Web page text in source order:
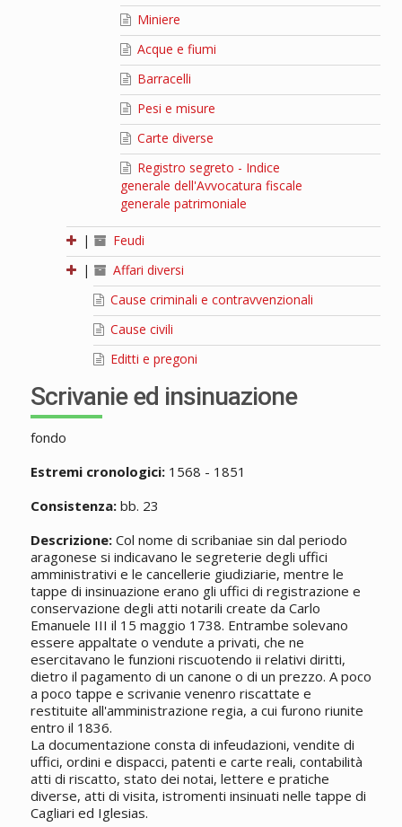
Miniere
Acque e fiumi
Barracelli
Pesi e misure
Carte diverse
Registro segreto - Indice
generale dell'Avvocatura fiscale
generale patrimoniale
|
Feudi
|
Affari diversi
Cause criminali e contravvenzionali
Cause civili
Editti e pregoni
Scrivanie ed insinuazione
fondo
Estremi cronologici:1568 - 1851
Consistenza:bb. 23
Descrizione:Col nome di scribaniae sin dal periodo
aragonese si indicavano le segreterie degli uffici
amministrativi e le cancellerie giudiziarie, mentre le
tappe di insinuazione erano gli uffici di registrazione e
conservazione degli atti notarili create da Carlo
Emanuele III il 15 maggio 1738. Entrambe solevano
essere appaltate o vendute a privati, che ne
esercitavano le funzioni riscuotendo ii relativi diritti,
dietro il pagamento di un canone o di un prezzo. A poco
a poco tappe e scrivanie venenro riscattate e
restituite all'amministrazione regia, a cui furono riunite
entro il 1836.
La documentazione consta di infeudazioni, vendite di
uffici, ordini e dispacci, patenti e carte reali, contabilità
atti di riscatto, stato dei notai, lettere e pratiche
diverse, atti di visita, istromenti insinuati nelle tappe di
Cagliari ed Iglesias.